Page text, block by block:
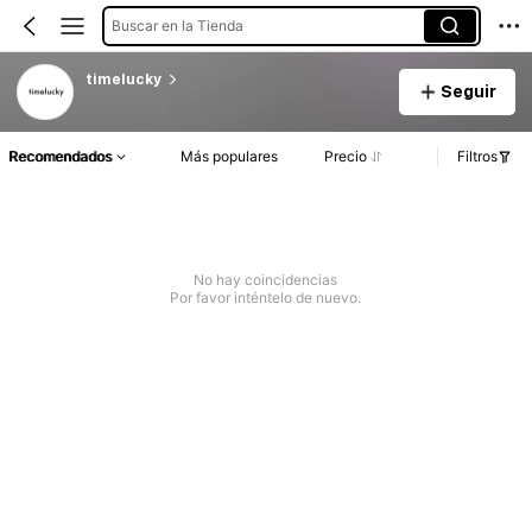
Buscar en la Tienda
timelucky
Seguir
Recomendados Más populares Precio Filtros
No hay coincidencias
Por favor inténtelo de nuevo.